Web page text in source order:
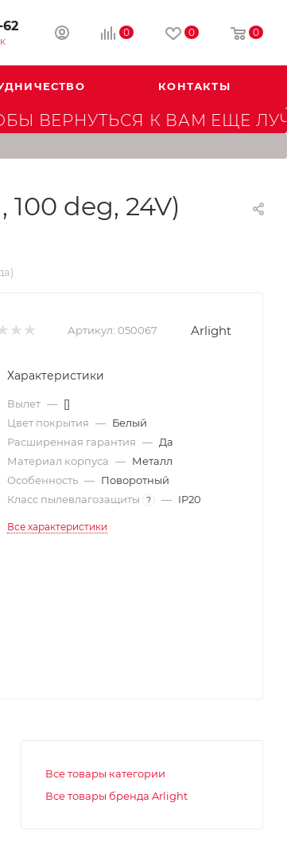
0 0 0
КОНТАКТЫ
ВЕРНУТЬСЯ К ВАМ ЕЩЕ
deg, 24V)
Артикул: 050067 Arlight
Характеристики
Вылет — []
Цвет покрытия — Белый
Расширенная гарантия — Да
Материал корпуса — Металл
Особенность — Поворотный
Класс пылевлагозащиты
? — IP20
Все характеристики
Все товары категории
Все товары бренда Arlight